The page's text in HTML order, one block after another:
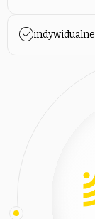
zespołu i
na poziomie
zatrudnieniu
historii firmy,
W 2021 roku,